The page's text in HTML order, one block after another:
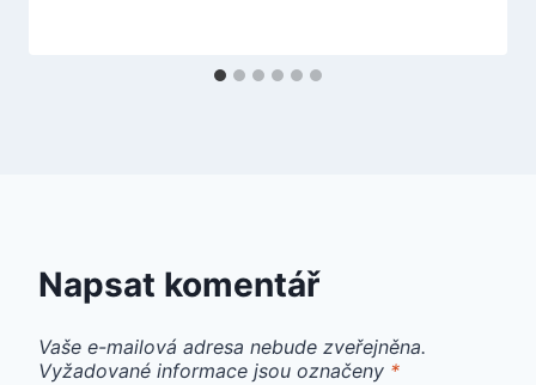
Napsat komentář
Vaše e-mailová adresa nebude zveřejněna.
Vyžadované informace jsou označeny *